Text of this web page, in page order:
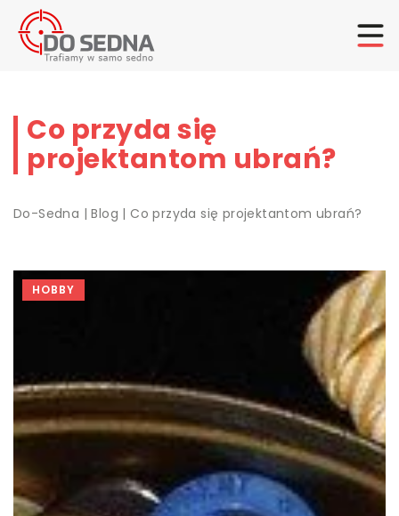
Co przyda się
projektantom ubrań?
Do-Sedna |Blog |Co przyda się projektantom ubrań?
HOBBY